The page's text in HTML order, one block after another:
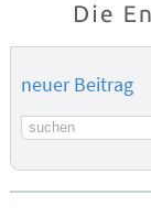
neuer Beitrag
Suchbegriff